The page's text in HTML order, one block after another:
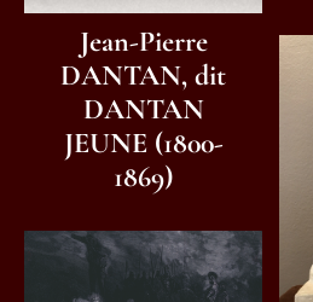
Jean-Pierre
DANTAN, dit
DANTAN
JEUNE (1800-
1869)